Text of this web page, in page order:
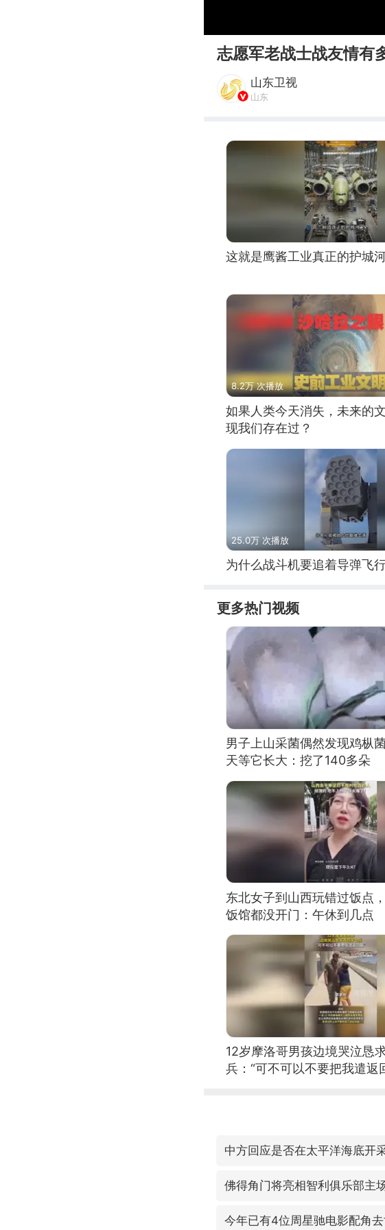
志愿军老战士战友情有
山东卫视
山东
这就是鹰酱工业真正的护城
8.2万 次播放
如果人类今天消失，未来的
现我们存在过？
25.0万 次播放
为什么战斗机要追着导弹飞
更多热门视频
男子上山采菌偶然发现鸡枞
天等它长大：挖了140多朵
东北女子到山西玩错过饭点
饭馆都没开门：午休到几点
12岁摩洛哥男孩边境哭泣恳
兵：“可不可以不要把我遣返
中方回应是否在太平洋海底开
佛得角门将亮相智利俱乐部主
今年已有4位周星驰电影配角